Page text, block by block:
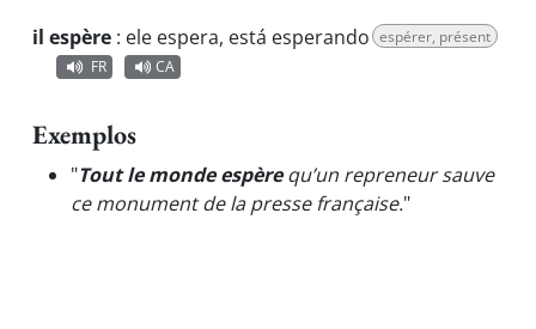
il espère : ele espera, está esperando espérer, présent
FR
CA
Exemplos
"Tout le monde espèrequ’un repreneur sauve
ce monument de la presse française."